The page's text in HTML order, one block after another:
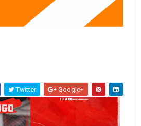
Twitter Google+